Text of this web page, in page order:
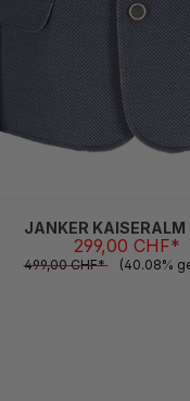
58
JANKER KAISERALM
299,00 CHF*
499,00 CHF* (40.08%